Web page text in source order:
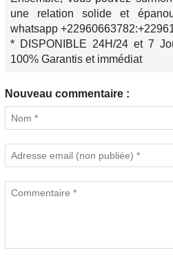
une relation solide et
whatsapp
* DISPONIBLE 24H/24 et 7
100% Garantis et immédiat
Nouveau commentaire :